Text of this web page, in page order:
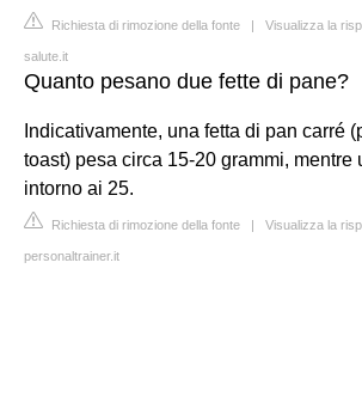
Richiesta di rimozione della fonte | Visualizza la
salute.it
Quanto pesano due fette di pane?
Indicativamente, una fetta di pan carré
toast) pesa circa 15-20 grammi, mentre
intorno ai 25.
Richiesta di rimozione della fonte | Visualizza la
personaltrainer.it